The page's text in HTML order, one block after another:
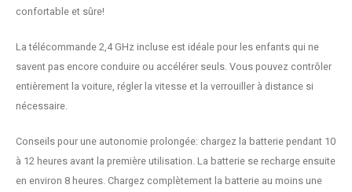
confortable et sûre!
La télécommande 2,4 GHz incluse est idéale pour les enfants qui ne
savent pas encore conduire ou accélérer seuls. Vous pouvez contrôler
entièrement la voiture, régler la vitesse et la verrouiller à distance si
nécessaire.
Conseils pour une autonomie prolongée: chargez la batterie pendant 10
à 12 heures avant la première utilisation. La batterie se recharge ensuite
en environ 8 heures. Chargez complètement la batterie au moins une